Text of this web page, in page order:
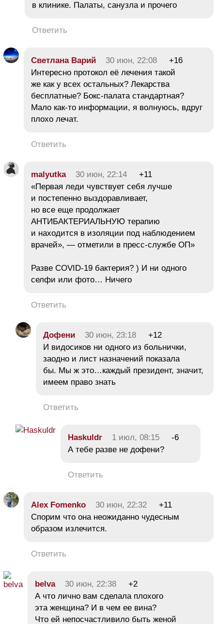
в клинике. Палаты, санузла и прочего
Ответить
Светлана Варий 30 июн, 22:08
+16
Интересно протокол её лечения такой
же как у всех остальных? Лекарства
бесплатные? Бокс-палата стандартная?
Мало как-то информации, я волнуюсь, вдруг
плохо лечат.
Ответить
malyutka 30 июн, 22:14
+11
«Первая леди чувствует себя лучше
и постепенно выздоравливает,
но все еще продолжает
АНТИБАКТЕРИАЛЬНУЮ терапию
и находится в изоляции под наблюдением
врачей», — отметили в пресс-службе ОП»
Разве COVID-19 бактерия? ) И ни одного
селфи или фото… Ничего
Ответить
Дофени 30 июн, 23:18
+12
И видосиков ни одного из больнички,
заодно и лист назначений показала
бы. Мы ж это…каждый президент, значит,
имеем право знать
Ответить
Haskuldr 1 июл, 08:15
-6
А тебе разве не дофени?
Ответить
Alex Fomenko 30 июн, 22:32
+11
Спорим что она неожиданно чудесным
образом излечится.
Ответить
belva 30 июн, 22:38
+2
А что лично вам сделала плохого
эта женщина? И в чем ее вина?
Что ей непосчастливило быть женой